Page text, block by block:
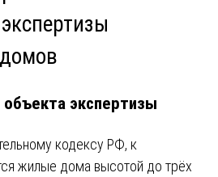
экспертизы
кодексу РФ, к
жилые дома высотой до трёх